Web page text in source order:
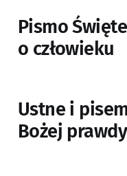
Pismo
o człowieku
Ustne i
Bożej